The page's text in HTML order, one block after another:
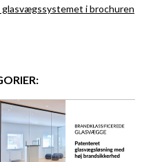
glasvægssystemet ibrochuren